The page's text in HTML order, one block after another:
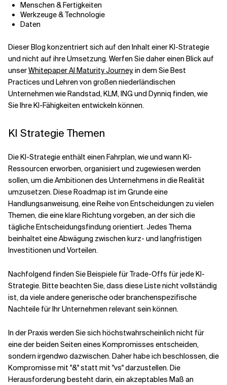
Menschen & Fertigkeiten
Werkzeuge & Technologie
Daten
Dieser Blog konzentriert sich auf den Inhalt einer KI-Strategie
und nicht auf ihre Umsetzung. Werfen Sie daher einen Blick auf
unserWhitepaper AI Maturity Journey, in dem Sie Best
Practices und Lehren von großen niederländischen
Unternehmen wie Randstad, KLM, ING und Dynniq finden, wie
Sie Ihre KI-Fähigkeiten entwickeln können.
KI Strategie Themen
Die KI-Strategie enthält einen Fahrplan, wie und wann KI-
Ressourcen erworben, organisiert und zugewiesen werden
sollen, um die Ambitionen des Unternehmens in die Realität
umzusetzen. Diese Roadmap ist im Grunde eine
Handlungsanweisung, eine Reihe von Entscheidungen zu vielen
Themen, die eine klare Richtung vorgeben, an der sich die
tägliche Entscheidungsfindung orientiert. Jedes Thema
beinhaltet eine Abwägung zwischen kurz- und langfristigen
Investitionen und Vorteilen.
Nachfolgend finden Sie Beispiele für Trade-Offs für jede KI-
Strategie. Bitte beachten Sie, dass diese Liste nicht vollständig
ist, da viele andere generische oder branchenspezifische
Nachteile für Ihr Unternehmen relevant sein können.
In der Praxis werden Sie sich höchstwahrscheinlich nicht für
eine der beiden Seiten eines Kompromisses entscheiden,
sondern irgendwo dazwischen. Daher habe ich beschlossen, die
Kompromisse mit "&" statt mit "vs" darzustellen. Die
Herausforderung besteht darin, ein akzeptables Maß an